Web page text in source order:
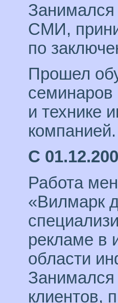
Занимался
СМИ,
по
Прошел
семинаров
и технике
компанией.
С
Работа
«Вилмарк
рекламе в
области
Занимался
клиентов,